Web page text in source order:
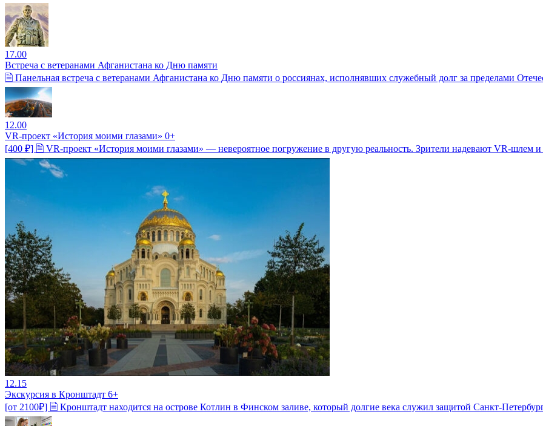
17.00
Встреча с ветеранами Афганистана ко Дню памяти
🗎 Панельная встреча с ветеранами Афганистана ко Дню памяти о россиянах, исполнявших служебный долг за пределами
12.00
VR-проект «История моими глазами» 0+
[400 ₽] 🗎 VR-проект «История моими глазами» — невероятное погружение в другую реальность. Зрители надевают VR-шлем и
12.15
Экскурсия в Кронштадт 6+
[от 2100₽] 🗎 Кронштадт находится на острове Котлин в Финском заливе, который долгие века служил защитой Санкт-